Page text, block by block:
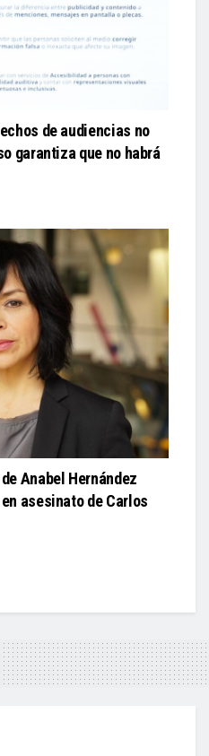
de audiencias no
garantiza que no habrá
Anabel Hernández
asesinato de Carlos